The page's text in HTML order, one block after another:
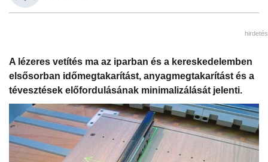
hirdetés
A lézeres vetítés ma az iparban és a kereskedelemben
elsősorban időmegtakarítást, anyagmegtakarítást és a
tévesztések előfordulásának minimalizálását jelenti.